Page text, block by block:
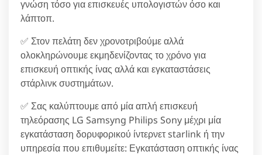
γνώση τόσο για επισκευές υπολογιστών όσο και
λάπτοπ.
✅ Στον πελάτη δεν χρονοτριβούμε αλλά
ολοκληρώνουμε εκμηδενίζοντας το χρόνο για
επισκευή οπτικής ίνας αλλά και εγκαταστάσεις
στάρλινκ συστημάτων.
✅ Σας καλύπτουμε από μία απλή επισκευή
τηλεόρασης LG Samsyng Philips Sony μέχρι μία
εγκατάσταση δορυφορικού ίντερνετ starlink ή την
υπηρεσία που επιθυμείτε: Εγκατάσταση οπτικής ίνας